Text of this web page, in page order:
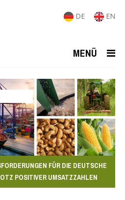
DE EN
MENÜ
FÜR DIE DEUTSCHE
POSITIVER UMSATZZAHLEN